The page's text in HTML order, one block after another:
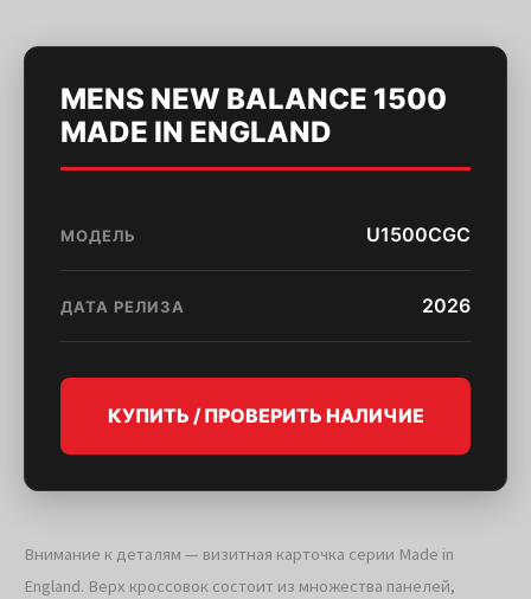
MENS NEW BALANCE 1500
MADE IN ENGLAND
МОДЕЛЬ U1500CGC
ДАТА РЕЛИЗА 2026
КУПИТЬ / ПРОВЕРИТЬ НАЛИЧИЕ
Внимание к деталям — визитная карточка серии Made in
England. Верх кроссовок состоит из множества панелей,